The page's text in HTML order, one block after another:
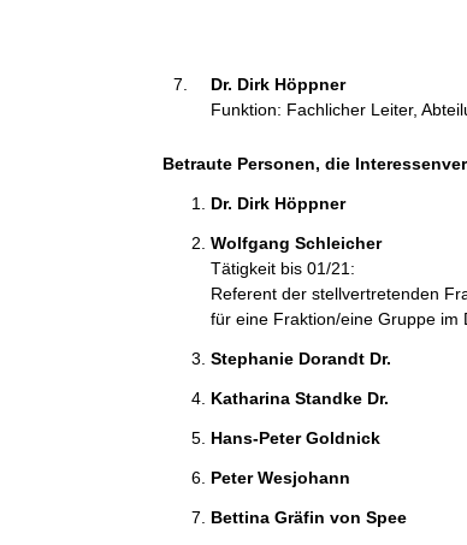
Dr. Dirk Höppner
Funktion: Fachlicher Leiter,
Betraute Personen, die
Dr. Dirk Höppner
Wolfgang Schleicher
Tätigkeit bis 01/21:
Referent der stellvertretenden
für eine Fraktion/eine Gruppe im
Stephanie Dorandt Dr.
Katharina Standke Dr.
Hans-Peter Goldnick
Peter Wesjohann
Bettina Gräfin von Spee